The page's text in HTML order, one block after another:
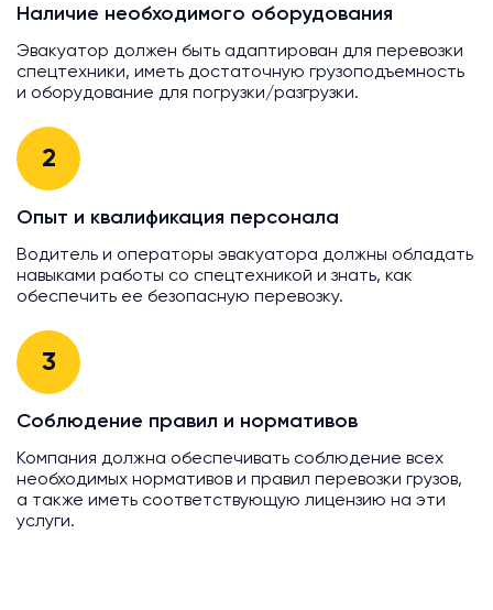
Наличие необходимого оборудования
Эвакуатор должен быть адаптирован для перевозки
спецтехники, иметь достаточную грузоподъемность
и оборудование для погрузки/разгрузки.
2
Опыт и квалификация персонала
Водитель и операторы эвакуатора должны обладать
навыками работы со спецтехникой и знать, как
обеспечить ее безопасную перевозку.
3
Соблюдение правил и нормативов
Компания должна обеспечивать соблюдение всех
необходимых нормативов и правил перевозки грузов,
а также иметь соответствующую лицензию на эти
услуги.